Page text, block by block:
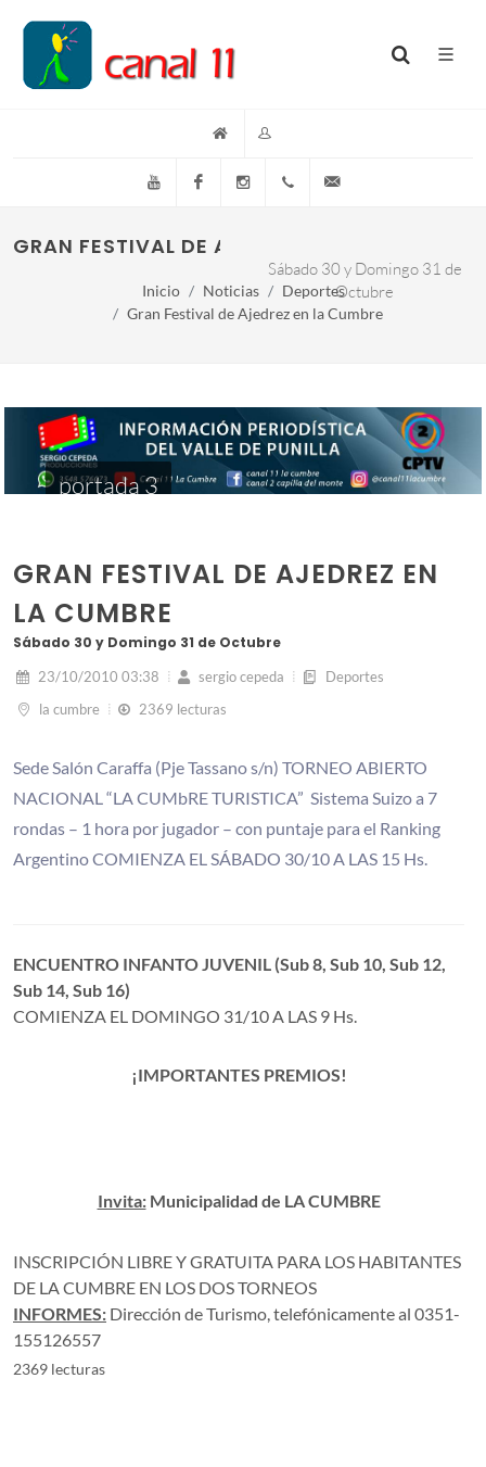
YouTube FacebookInstagram(+54)(9)3548-576073
GRAN FESTIVAL DE AJEDREZ EN LA CUMBRE
Sábado 30 y Domingo 31 de
Octubre
Inicio Noticias
Deportes
Gran Festival de Ajedrez en la Cumbre
portada 3
GRAN FESTIVAL DE AJEDREZ EN
LA CUMBRE
Sábado 30 y Domingo 31 de Octubre
23/10/2010 03:38 sergio cepeda
Deportes
la cumbre
2369 lecturas
Sede Salón Caraffa (Pje Tassano s/n) TORNEO ABIERTO
NACIONAL “LA CUMbRE TURISTICA” Sistema Suizo a 7
rondas – 1 hora por jugador – con puntaje para el Ranking
Argentino COMIENZA EL SÁBADO 30/10 A LAS 15 Hs.
ENCUENTRO INFANTO JUVENIL (Sub 8, Sub 10, Sub 12,
Sub 14, Sub 16)
COMIENZA EL DOMINGO 31/10 A LAS 9 Hs.
¡IMPORTANTES PREMIOS!
Invita:Municipalidad de LA CUMBRE
INSCRIPCIÓN LIBRE Y GRATUITA PARA LOS HABITANTES
DE LA CUMBRE EN LOS DOS TORNEOS
INFORMES: Dirección de Turismo, telefónicamente al 0351-
155126557
2369 lecturas